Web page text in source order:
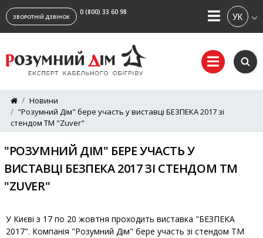
ЗВОРОТНІЙ ДЗВІНОК
0 (800) 33 60 98
Новини
"Розумний Дім" бере участь у виставці БЕЗПЕКА 2017 зі
стендом ТМ "Zuver"
"РОЗУМНИЙ ДІМ" БЕРЕ УЧАСТЬ У
ВИСТАВЦІ БЕЗПЕКА 2017 ЗІ СТЕНДОМ ТМ
"ZUVER"
У Києві з 17 по 20 жовтня проходить виставка "БЕЗПЕКА
2017". Компанія "Розумний Дім" бере участь зі стендом ТМ